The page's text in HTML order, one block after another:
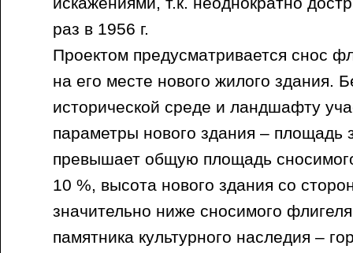
раз в 1956 г.
Проектом предусматривается снос
на его месте нового жилого здания.
исторической среде и ландшафту
параметры нового здания – площадь
превышает общую площадь
10 %, высота нового здания со
значительно ниже сносимого
памятника культурного наследия –